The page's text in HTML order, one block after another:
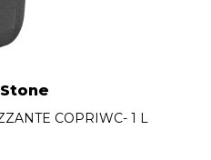
COPRIWC- 1 L